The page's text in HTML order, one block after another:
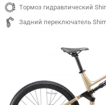
Задний переключатель